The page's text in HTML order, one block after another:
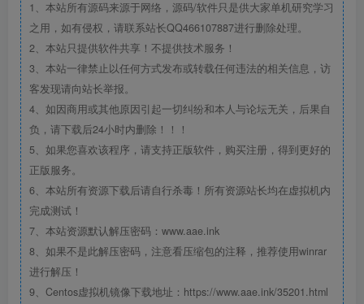
1、本站所有源码来源于网络，源码/软件只是供大家单机研究学习
之用，如有侵权，请联系站长QQ466107887进行删除处理。
2、本站只提供软件共享！不提供技术服务！
3、本站一律禁止以任何方式发布或转载任何违法的相关信息，访
客发现请向站长举报。
4、如因商用或其他原因引起一切纠纷和本人与论坛无关，后果自
负，请下载后24小时内删除！！！
5、如果您喜欢该程序，请支持正版软件，购买注册，得到更好的
正版服务。
6、本站所有资源下载后请自行杀毒！所有资源站长均在虚拟机内
完成测试！
7、本站资源默认解压密码：www.aae.ink
8、如果不是此解压密码，注意看压缩包的注释，推荐使用winrar
进行解压！
9、Centos虚拟机镜像下载地址：https://www.aae.ink/35201.html